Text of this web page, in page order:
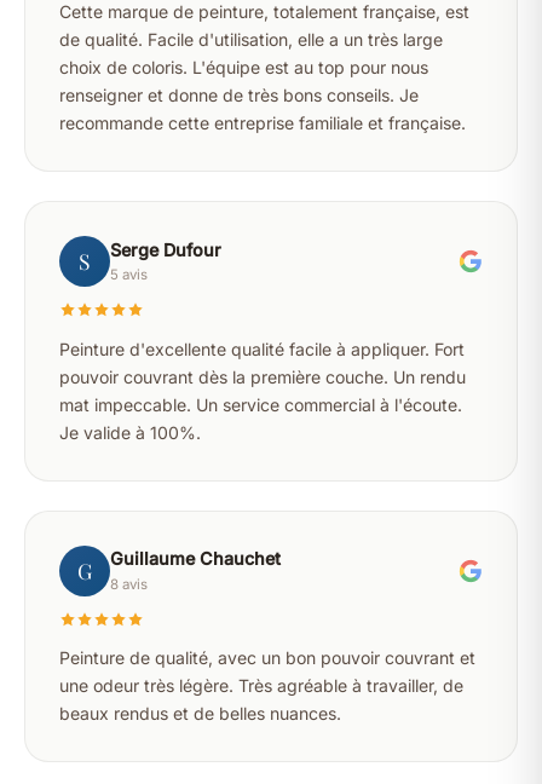
Cette marque de peinture, totalement française, est
de qualité. Facile d'utilisation, elle a un très large
choix de coloris. L'équipe est au top pour nous
renseigner et donne de très bons conseils. Je
recommande cette entreprise familiale et française.
S Serge Dufour
5 avis
Peinture d'excellente qualité facile à appliquer. Fort
pouvoir couvrant dès la première couche. Un rendu
mat impeccable. Un service commercial à l'écoute.
Je valide à 100%.
G Guillaume Chauchet
8 avis
Peinture de qualité, avec un bon pouvoir couvrant et
une odeur très légère. Très agréable à travailler, de
beaux rendus et de belles nuances.